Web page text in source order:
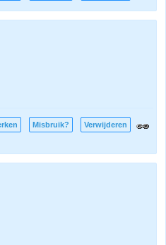
Misbruik? Verwijderen